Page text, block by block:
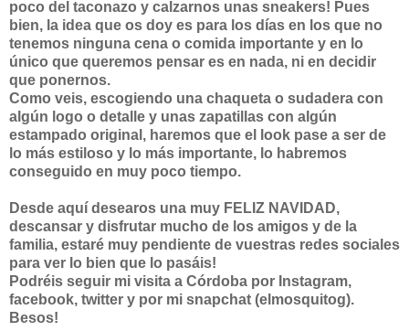
poco del taconazo y calzarnos unas sneakers! Pues
bien, la idea que os doy es para los días en los que no
tenemos ninguna cena o comida importante y en lo
único que queremos pensar es en nada, ni en decidir
que ponernos.
Como veis, escogiendo una chaqueta o sudadera con
algún logo o detalle y unas zapatillas con algún
estampado original, haremos que el look pase a ser de
lo más estiloso y lo más importante, lo habremos
conseguido en muy poco tiempo.
Desde aquí desearos una muy FELIZ NAVIDAD,
descansar y disfrutar mucho de los amigos y de la
familia, estaré muy pendiente de vuestras redes sociales
para ver lo bien que lo pasáis!
Podréis seguir mi visita a Córdoba por Instagram,
facebook, twitter y por mi snapchat (elmosquitog).
Besos!